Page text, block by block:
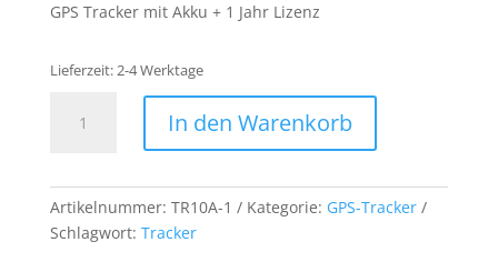
GPS Tracker mit Akku + 1 Jahr Lizenz
Lieferzeit:2-4 Werktage
Tracker
+
1
In den Warenkorb
Artikelnummer: TR10A-1 Kategorie: GPS-Tracker
Schlagwort: Tracker